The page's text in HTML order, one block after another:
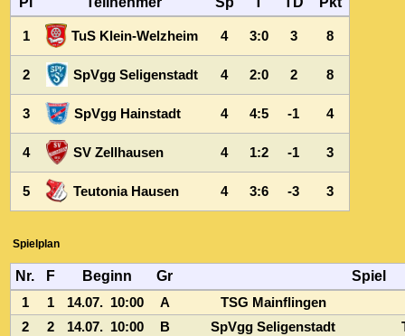
Spielplan